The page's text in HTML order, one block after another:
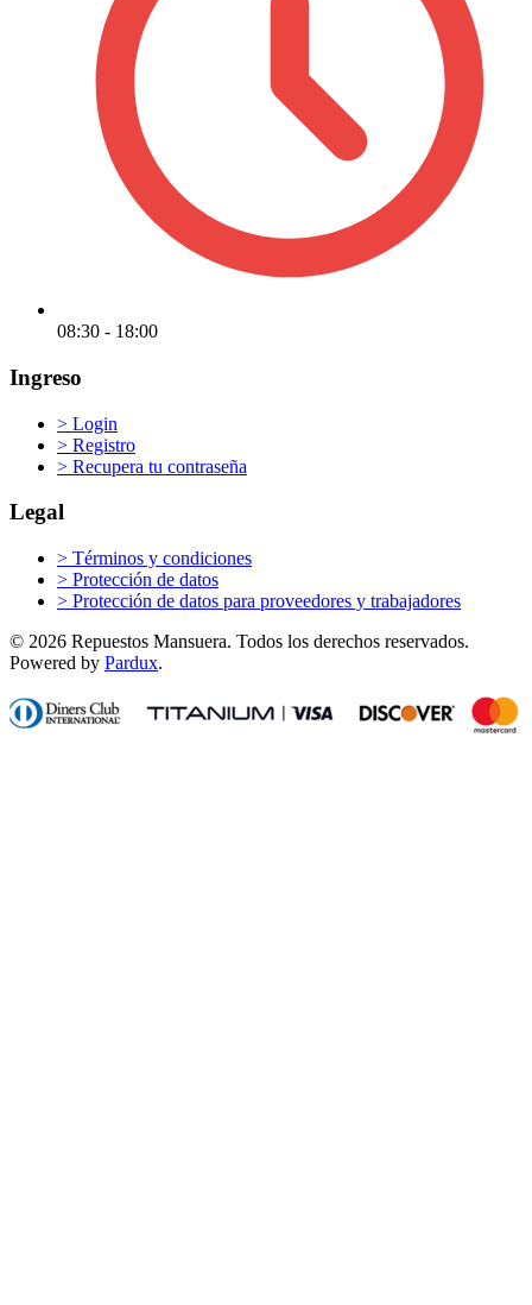
08:30 - 18:00
Ingreso
> Login
> Registro
> Recupera tu contraseña
Legal
> Términos y condiciones
> Protección de datos
> Protección de datos para proveedores y trabajadores
© 2026 Repuestos Mansuera. Todos los derechos reservados.
Powered by Pardux.